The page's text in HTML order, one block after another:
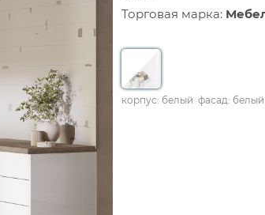
Торговая марка:
корпус: белый фасад: